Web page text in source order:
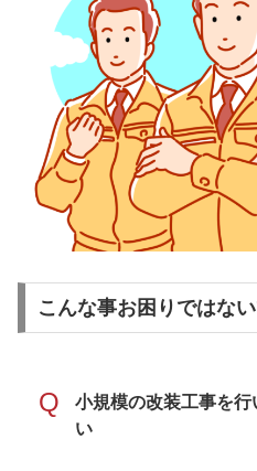
こんな事お困りではな
Q
小規模の改装工事を
い